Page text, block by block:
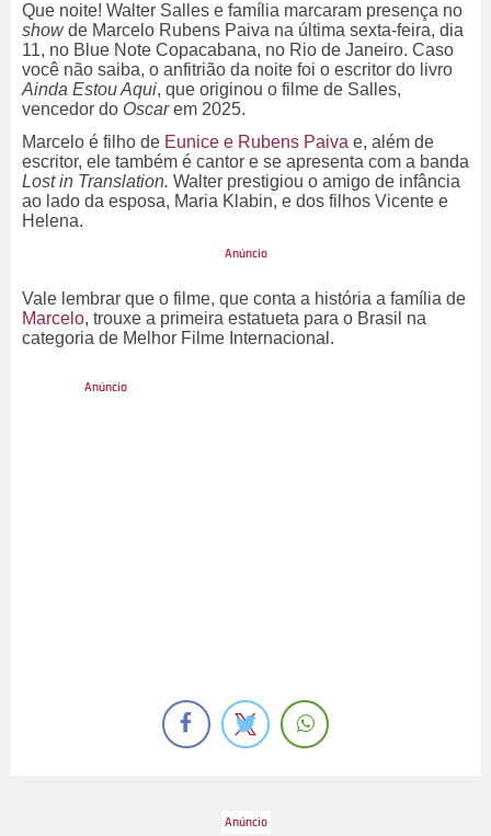
Que noite! Walter Salles e família marcaram presença no
showde Marcelo Rubens Paiva na última sexta-feira, dia
11, no Blue Note Copacabana, no Rio de Janeiro. Caso
você não saiba, o anfitrião da noite foi o escritor do livro
Ainda Estou Aqui, que originou o filme de Salles,
vencedor do Oscarem 2025.
Marcelo é filho de Eunice e Rubens Paiva e, além de
escritor, ele também é cantor e se apresenta com a banda
Lost in Translation. Walter prestigiou o amigo de infância
ao lado da esposa, Maria Klabin, e dos filhos Vicente e
Helena.
Vale lembrar que o filme, que conta a história a família de
Marcelo, trouxe a primeira estatueta para o Brasil na
categoria de Melhor Filme Internacional.